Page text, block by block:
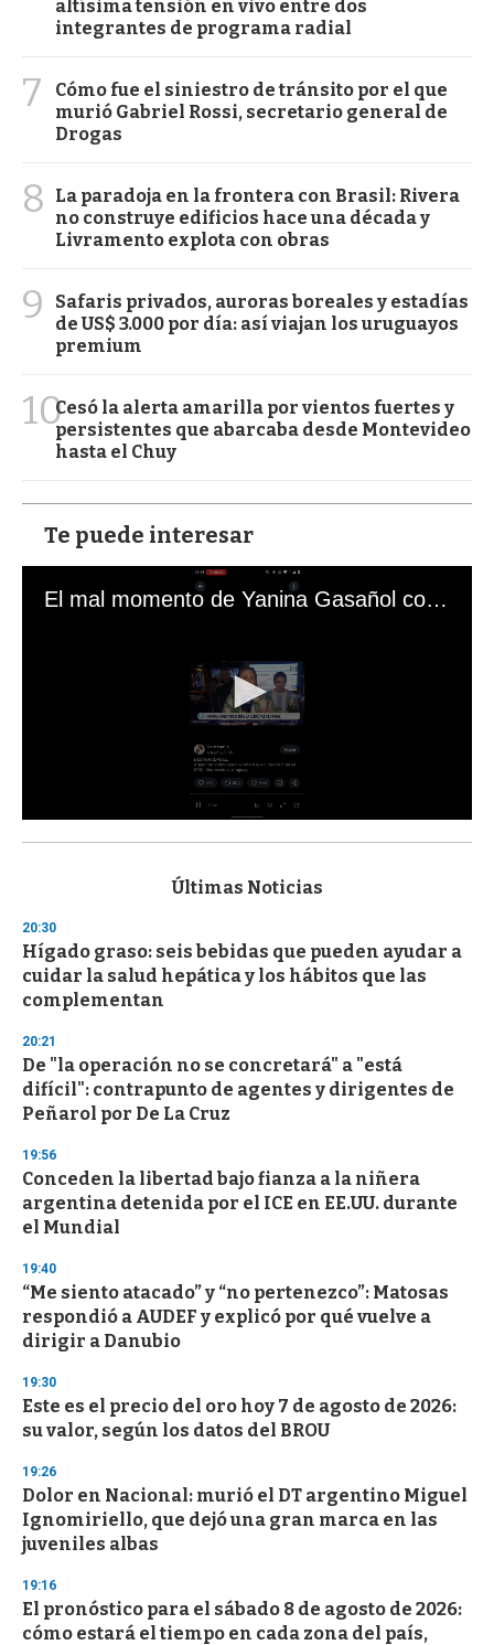
altísima tensión en vivo entre dos
integrantes de programa radial
7
Cómo fue el siniestro de tránsito por el que
murió Gabriel Rossi, secretario general de
Drogas
8
La paradoja en la frontera con Brasil: Rivera
no construye edificios hace una década y
Livramento explota con obras
9
Safaris privados, auroras boreales y estadías
de US$ 3.000 por día: así viajan los uruguayos
premium
10Cesó la alerta amarilla por vientos fuertes y
persistentes que abarcaba desde Montevideo
hasta el Chuy
Te puede interesar
El mal momento de Yanina Gasañol con un hincha argentino en "Subrayado"
s
d
s
o
f
3
s
e
c
o
n
Últimas Noticias
20:30
Hígado graso: seis bebidas que pueden ayudar a
cuidar la salud hepática y los hábitos que las
complementan
20:21
De "la operación no se concretará" a "está
difícil": contrapunto de agentes y dirigentes de
Peñarol por De La Cruz
19:56
Conceden la libertad bajo fianza a la niñera
argentina detenida por el ICE en EE.UU. durante
el Mundial
19:40
“Me siento atacado” y “no pertenezco”: Matosas
respondió a AUDEF y explicó por qué vuelve a
dirigir a Danubio
19:30
Este es el precio del oro hoy 7 de agosto de 2026:
su valor, según los datos del BROU
19:26
Dolor en Nacional: murió el DT argentino Miguel
Ignomiriello, que dejó una gran marca en las
juveniles albas
19:16
El pronóstico para el sábado 8 de agosto de 2026:
cómo estará el tiempo en cada zona del país,